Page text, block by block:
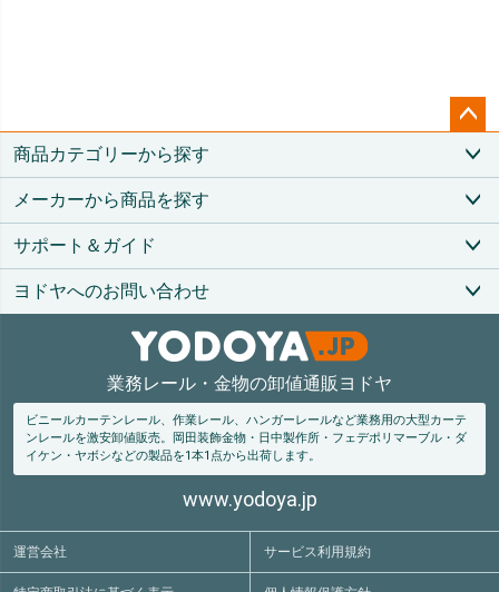
ペー
ップ
商品カテゴリーから探す
メーカーから商品を探す
サポート＆ガイド
ヨドヤへのお問い合わせ
業務レール・金物の卸値通販ヨドヤ
ビニールカーテンレール、作業レール、ハンガーレールなど業務用の大型カーテ
ンレールを激安卸値販売。
岡田装飾金物・日中製作所・フェデポリマーブル・ダ
イケン・ヤボシなどの製品を1本1点から出荷します。
www.yodoya.jp
運営会社 サービス利用規約